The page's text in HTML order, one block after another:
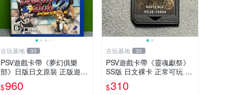
古玩基地 33
PSV遊戲卡帶《夢幻俱樂
部》日版日文原裝 正版遊戲
成色如圖實況保真 PSV遊戲
日版 PS 測試無誤 美品保證
$960
古玩基地 33
PSV遊戲卡帶《靈魂獻祭》
SS版 日文裸卡 正常可玩 索
尼專用 不退不換 次數買兩
送一 靈魂獻祭 PSP-VITA PS
$310